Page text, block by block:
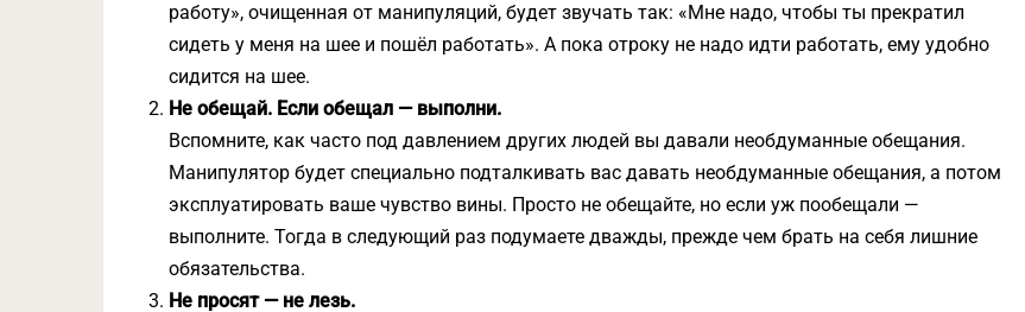
работу», очищенная от манипуляций, будет звучать так: «Мне надо, чтобы ты прекратил
сидеть у меня на шее и пошёл работать». А пока отроку не надо идти работать, ему удобно
сидится на шее.
Не обещай. Если обещал — выполни.
Вспомните, как часто под давлением других людей вы давали необдуманные обещания.
Манипулятор будет специально подталкивать вас давать необдуманные обещания, а потом
эксплуатировать ваше чувство вины. Просто не обещайте, но если уж пообещали —
выполните. Тогда в следующий раз подумаете дважды, прежде чем брать на себя лишние
обязательства.
Не просят — не лезь.